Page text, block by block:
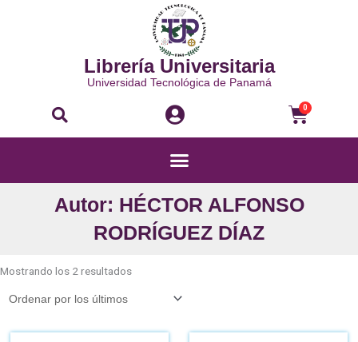
Librería Universitaria
Universidad Tecnológica de Panamá
Buscar 0
Menú
Autor: HÉCTOR ALFONSO
RODRÍGUEZ DÍAZ
Mostrando los 2 resultadospor